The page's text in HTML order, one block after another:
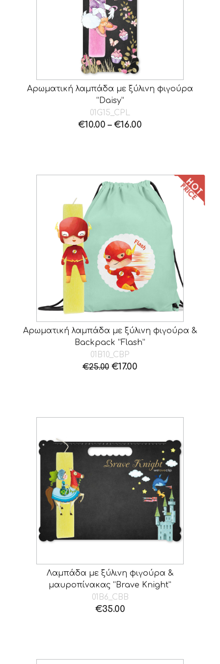
Αρωματική λαμπάδα με ξύλινη φιγούρα
“Daisy”
01G15_CPL
€10.00 – €16.00
Αρωματική λαμπάδα με ξύλινη φιγούρα &
Backpack “Flash”
01B10_CBP
€25.00 Original
€17.00
Λαμπάδα με ξύλινη φιγούρα &
μαυροπίνακας “Brave Knight”
01B6_CBΒ
€35.00